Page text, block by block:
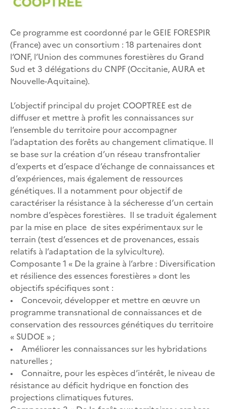
Ce programme est coordonné par le GEIE FORESPIR
(France) avec un consortium : 18 partenaires dont
l’ONF, l’Union des communes forestières du Grand
Sud et 3 délégations du CNPF (Occitanie, AURA et
Nouvelle-Aquitaine).
L’objectif principal du projet COOPTREE est de
diffuser et mettre à profit les connaissances sur
l’ensemble du territoire pour accompagner
l’adaptation des forêts au changement climatique. Il
se base sur la création d’un réseau transfrontalier
d’experts et d’espace d’échange de connaissances et
d’expériences, mais également de ressources
génétiques. Il a notamment pour objectif de
caractériser la résistance à la sécheresse d’un certain
nombre d’espèces forestières. Il se traduit également
par la mise en place de sites expérimentaux sur le
terrain (test d’essences et de provenances, essais
relatifs à l’adaptation de la sylviculture).
Composante 1 « De la graine à l’arbre : Diversification
et résilience des essences forestières » dont les
objectifs spécifiques sont :
• Concevoir, développer et mettre en œuvre un
programme transnational de connaissances et de
conservation des ressources génétiques du territoire
« SUDOE » ;
• Améliorer les connaissances sur les hybridations
naturelles ;
• Connaitre, pour les espèces d’intérêt, le niveau de
résistance au déficit hydrique en fonction des
projections climatiques futures.